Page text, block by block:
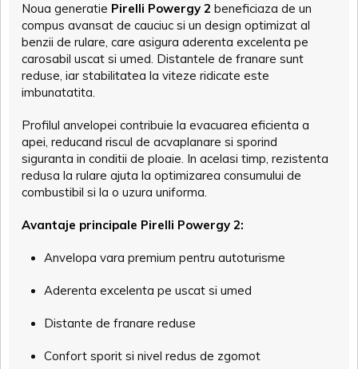
Noua generatie Pirelli Powergy 2 beneficiaza de un
compus avansat de cauciuc si un design optimizat al
benzii de rulare, care asigura aderenta excelenta pe
carosabil uscat si umed. Distantele de franare sunt
reduse, iar stabilitatea la viteze ridicate este
imbunatatita.
Profilul anvelopei contribuie la evacuarea eficienta a
apei, reducand riscul de acvaplanare si sporind
siguranta in conditii de ploaie. In acelasi timp, rezistenta
redusa la rulare ajuta la optimizarea consumului de
combustibil si la o uzura uniforma.
Avantaje principale Pirelli Powergy 2:
Anvelopa vara premium pentru autoturisme
Aderenta excelenta pe uscat si umed
Distante de franare reduse
Confort sporit si nivel redus de zgomot